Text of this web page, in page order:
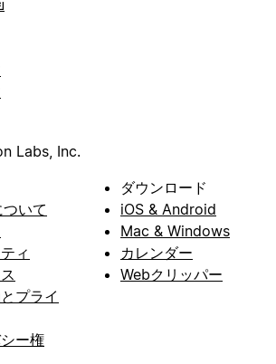
Labs, Inc.
いて
ィ
プライ
ー権
ダウンロード
iOS & Android
Mac & Windows
カレンダー
Webクリッパー